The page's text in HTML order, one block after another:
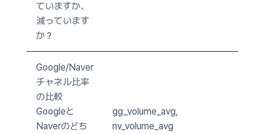
ていますか、
減っています
か？
Google/Naver
チャネル比率
の比較
Googleと
Naverのどち
gg_volume_avg,
nv_volume_avg